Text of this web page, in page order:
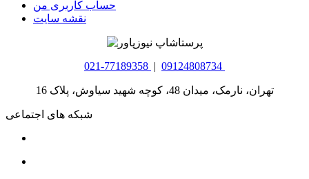
حساب کاربری من
نقشه سایت
021-77189358 | 09124808734
تهران، نارمک، میدان 48، کوچه شهید سیاوش، پلاک 16
شبکه های اجتماعی